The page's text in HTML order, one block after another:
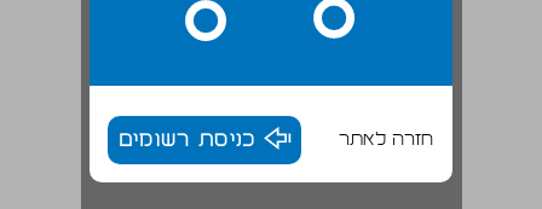
חזרה לאתר כניסת רשומים